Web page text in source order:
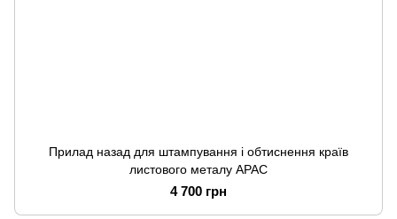
Прилад назад для штампування і обтиснення країв
листового металу APAC
4 700 грн